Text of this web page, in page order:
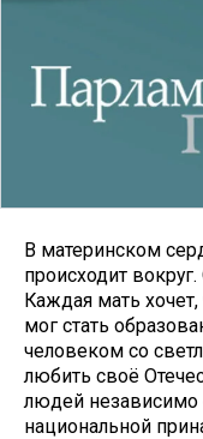
В материнском
происходит
Каждая мать
мог стать
человеком со
любить своё
людей независимо
национальной